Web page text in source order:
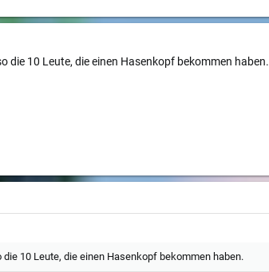
die 10 Leute, die einen Hasenkopf bekommen haben.
10 Leute, die einen Hasenkopf bekommen haben.